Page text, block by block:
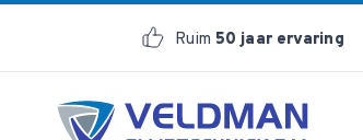
Ruim50 jaar ervaring